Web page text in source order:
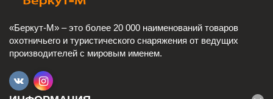
«Беркут-М» – это более 20 000 наименований товаров
охотничьего и туристического снаряжения от ведущих
производителей с мировым именем.